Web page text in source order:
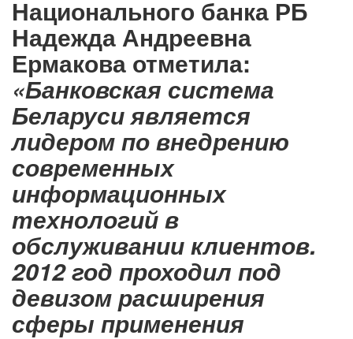
Национального банка РБ
Надежда Андреевна
Ермакова отметила:
«Банковская система
Беларуси является
лидером по внедрению
современных
информационных
технологий в
обслуживании клиентов.
2012 год проходил под
девизом расширения
сферы применения